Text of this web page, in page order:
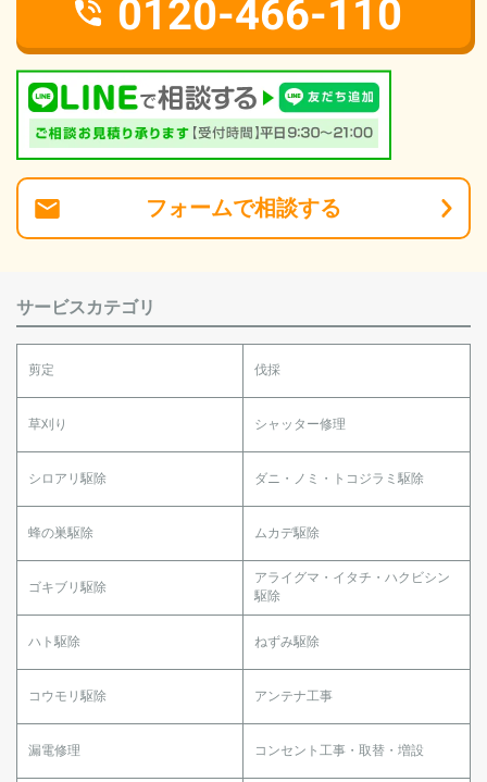
0120-466-110
フォームで相談する
サービスカテゴリ
剪定 伐採
草刈り シャッター修理
シロアリ駆除 ダニ・ノミ・トコジラミ駆除
蜂の巣駆除 ムカデ駆除
ゴキブリ駆除
アライグマ・イタチ・ハクビシン
駆除
ハト駆除 ねずみ駆除
コウモリ駆除 アンテナ工事
漏電修理 コンセント工事・取替・増設